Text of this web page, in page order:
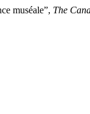
muséale”, The